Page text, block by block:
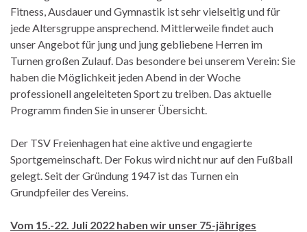
Fitness, Ausdauer und Gymnastik ist sehr vielseitig und für
jede Altersgruppe ansprechend. Mittlerweile findet auch
unser Angebot für jung und jung gebliebene Herren im
Turnen großen Zulauf. Das besondere bei unserem Verein: Sie
haben die Möglichkeit jeden Abend in der Woche
professionell angeleiteten Sport zu treiben. Das aktuelle
Programm finden Sie in unserer Übersicht.
Der TSV Freienhagen hat eine aktive und engagierte
Sportgemeinschaft. Der Fokus wird nicht nur auf den Fußball
gelegt. Seit der Gründung 1947 ist das Turnen ein
Grundpfeiler des Vereins.
Vom 15.-22. Juli 2022 haben wir unser 75-jähriges